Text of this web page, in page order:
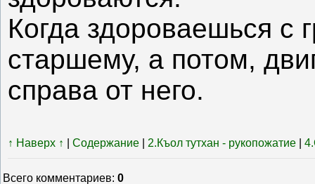
Когда здороваешься с
старшему, а потом,
справа от него.
↑ Наверх ↑ Содержание 2.Къол тутхан - рукопожатие
Всего комментариев: 0